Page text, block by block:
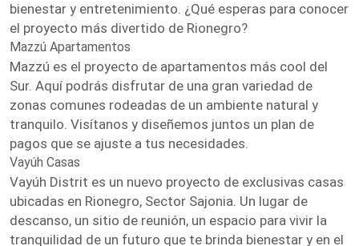
bienestar y entretenimiento. ¿Qué esperas para conocer
el proyecto más divertido de Rionegro?
Mazzú Apartamentos
Mazzú es el proyecto de apartamentos más cool del
Sur. Aquí podrás disfrutar de una gran variedad de
zonas comunes rodeadas de un ambiente natural y
tranquilo. Visítanos y diseñemos juntos un plan de
pagos que se ajuste a tus necesidades.
Vayúh Casas
Vayúh Distrit es un nuevo proyecto de exclusivas casas
ubicadas en Rionegro, Sector Sajonia. Un lugar de
descanso, un sitio de reunión, un espacio para vivir la
tranquilidad de un futuro que te brinda bienestar y en el